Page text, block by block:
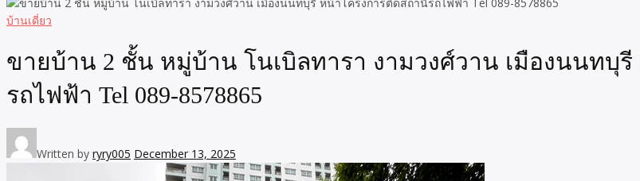
บ้านเดี่ยว
ขายบ้าน 2 ชั้น หมู่บ้าน โนเบิลทารา งามวงศ์วาน เมืองนนทบุ
รถไฟฟ้า Tel 089-8578865
Written by ryry005 December 13, 2025